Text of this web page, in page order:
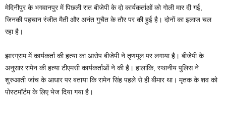
मेदिनीपुर के भगवानपुर में पिछली रात बीजेपी के दो कार्यकर्ताओं को गोली मार दी गई,
जिनकी पहचान रंजीत मैती और अनंत गुचैत के तौर पर की हुई है। दोनों का इलाज चल
रहा है।
झारग्राम में कार्यकर्ता की हत्या का आरोप बीजेपी ने तृणमूल पर लगाया है। बीजेपी के
अनुसार रामेन की हत्या टीएमसी कार्यकर्ताओं ने की है। हालांकि, स्थानीय पुलिस ने
शुरुआती जांच के आधार पर बताया कि रामेन सिंह पहले से ही बीमार था। मृतक के शव को
पोस्टमॉर्टम के लिए भेज दिया गया है।